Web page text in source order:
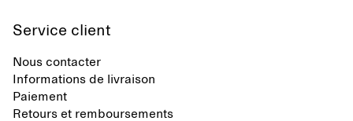
Service client
Nous contacter
Informations de livraison
Paiement
Retours et remboursements